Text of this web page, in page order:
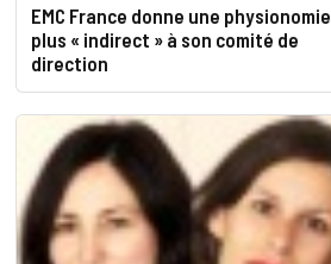
EMC France donne une physionomie
plus « indirect » à son comité de
direction